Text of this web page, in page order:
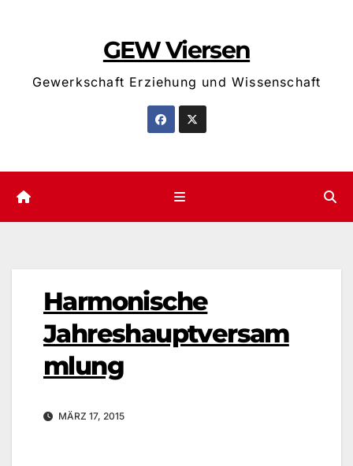
GEW Viersen
Gewerkschaft Erziehung und Wissenschaft
Harmonische
Jahreshauptversam
mlung
MÄRZ 17, 2015